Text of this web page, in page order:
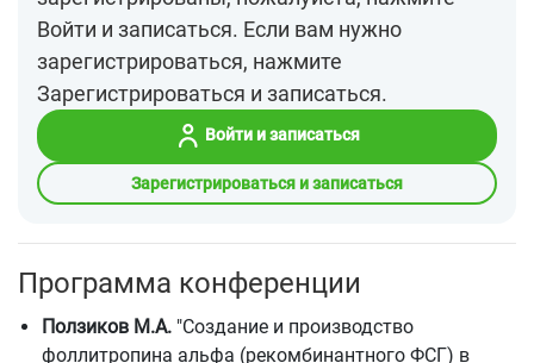
Войти и записаться. Если вам нужно
зарегистрироваться, нажмите
Зарегистрироваться и записаться.
Войти и записаться
Зарегистрироваться и записаться
Программа конференции
Ползиков М.А. "Создание и производство
фоллитропина альфа (рекомбинантного ФСГ) в